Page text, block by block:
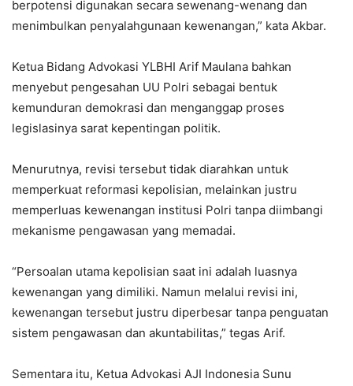
berpotensi digunakan secara sewenang-wenang dan
menimbulkan penyalahgunaan kewenangan,” kata Akbar.
Ketua Bidang Advokasi YLBHI Arif Maulana bahkan
menyebut pengesahan UU Polri sebagai bentuk
kemunduran demokrasi dan menganggap proses
legislasinya sarat kepentingan politik.
Menurutnya, revisi tersebut tidak diarahkan untuk
memperkuat reformasi kepolisian, melainkan justru
memperluas kewenangan institusi Polri tanpa diimbangi
mekanisme pengawasan yang memadai.
“Persoalan utama kepolisian saat ini adalah luasnya
kewenangan yang dimiliki. Namun melalui revisi ini,
kewenangan tersebut justru diperbesar tanpa penguatan
sistem pengawasan dan akuntabilitas,” tegas Arif.
Sementara itu, Ketua Advokasi AJI Indonesia Sunu